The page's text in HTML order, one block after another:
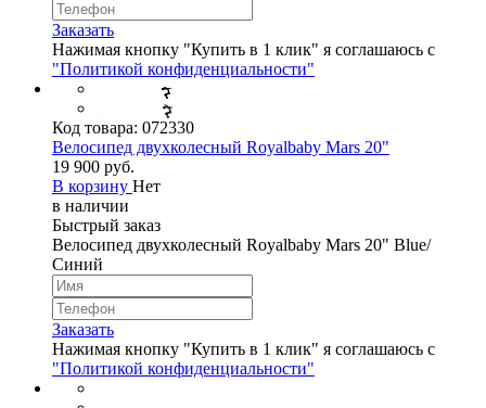
Заказать
Нажимая кнопку "Купить в 1 клик" я соглашаюсь с
"Политикой конфиденциальности"
Код товара: 072330
Велосипед двухколесный Royalbaby Mars 20"
19 900 руб.
В корзину Нет
в наличии
Быстрый заказ
Велосипед двухколесный Royalbaby Mars 20" Blue/
Синий
Заказать
Нажимая кнопку "Купить в 1 клик" я соглашаюсь с
"Политикой конфиденциальности"